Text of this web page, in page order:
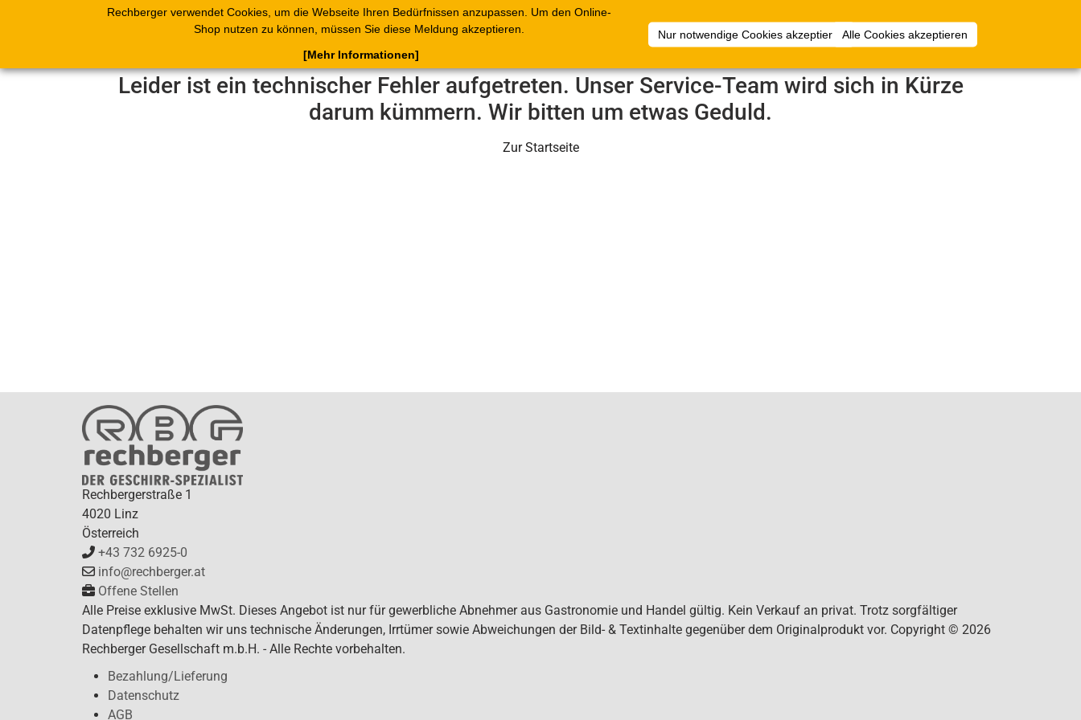
Rechberger verwendet Cookies, um die Webseite Ihren Bedürfnissen anzupassen. Um den Online-
Shop nutzen zu können, müssen Sie diese Meldung akzeptieren.
Nur notwendige Cookies akzeptierenAlle Cookies akzeptieren
[Mehr Informationen]
Shop Blätterkataloge Warenkorb Belege Artikelsammlungen Anmelden
Leider ist ein technischer Fehler aufgetreten. Unser Service-Team wird sich in Kürze
darum kümmern. Wir bitten um etwas Geduld.
Zur Startseite
Rechbergerstraße 1
4020 Linz
Österreich
+43 732 6925-0
info@rechberger.at
Offene Stellen
Alle Preise exklusive MwSt. Dieses Angebot ist nur für gewerbliche Abnehmer aus Gastronomie und Handel gültig. Kein Verkauf an privat. Trotz sorgfältiger
Datenpflege behalten wir uns technische Änderungen, Irrtümer sowie Abweichungen der Bild- & Textinhalte gegenüber dem Originalprodukt vor. Copyright © 2026
Rechberger Gesellschaft m.b.H. - Alle Rechte vorbehalten.
Bezahlung/Lieferung
Datenschutz
AGB